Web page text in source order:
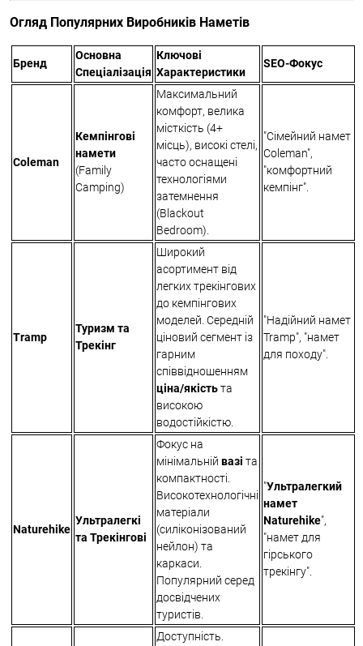
Огляд Популярних Виробників Наметів
Бренд
Основна
Спеціалізація
Ключові
Характеристики
SEO-Фокус
Coleman
Кемпінгові
намети
(Family
Camping)
Максимальний
комфорт, велика
місткість (4+
місць), високі стелі,
часто оснащені
технологіями
затемнення
(Blackout
Bedroom).
"Сімейний намет
Coleman",
"комфортний
кемпінг".
Tramp
Туризм та
Трекінг
Широкий
асортимент від
легких трекінгових
до кемпінгових
моделей. Середній
ціновий сегмент із
гарним
співвідношенням
ціна/якістьта
високою
водостійкістю.
"Надійний намет
Tramp", "намет
для походу".
Naturehike
Ультралегкі
та Трекінгові
Фокус на
мінімальній вазі та
компактності.
Високотехнологічні
матеріали
(силіконізований
нейлон) та
каркаси.
Популярний серед
досвідчених
туристів.
"Ультралегкий
намет
Naturehike",
"намет для
гірського
трекінгу".
Доступність.